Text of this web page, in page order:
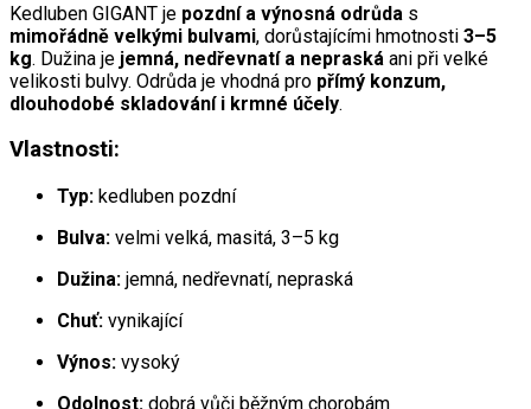
Kedluben GIGANT je pozdní a výnosná odrůda s
mimořádně velkými bulvami, dorůstajícími hmotnosti 3–5
kg. Dužina je jemná, nedřevnatí a nepraská ani při velké
velikosti bulvy. Odrůda je vhodná pro přímý konzum,
dlouhodobé skladování i krmné účely.
Vlastnosti:
Typ: kedluben pozdní
Bulva: velmi velká, masitá, 3–5 kg
Dužina: jemná, nedřevnatí, nepraská
Chuť: vynikající
Výnos: vysoký
Odolnost: dobrá vůči běžným chorobám